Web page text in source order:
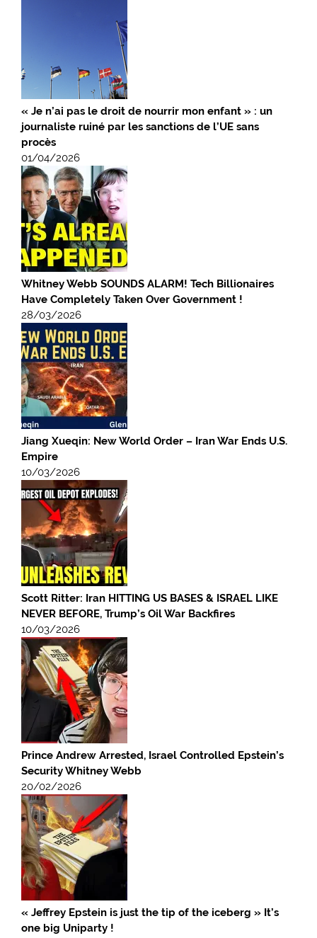
« Je n’ai pas le droit de nourrir mon enfant » : un
journaliste ruiné par les sanctions de l’UE sans
procès
01/04/2026
Whitney Webb SOUNDS ALARM! Tech Billionaires
Have Completely Taken Over Government !
28/03/2026
Jiang Xueqin: New World Order – Iran War Ends U.S.
Empire
10/03/2026
Scott Ritter: Iran HITTING US BASES & ISRAEL LIKE
NEVER BEFORE, Trump’s Oil War Backfires
10/03/2026
Prince Andrew Arrested, Israel Controlled Epstein’s
Security Whitney Webb
20/02/2026
« Jeffrey Epstein is just the tip of the iceberg » It’s
one big Uniparty !